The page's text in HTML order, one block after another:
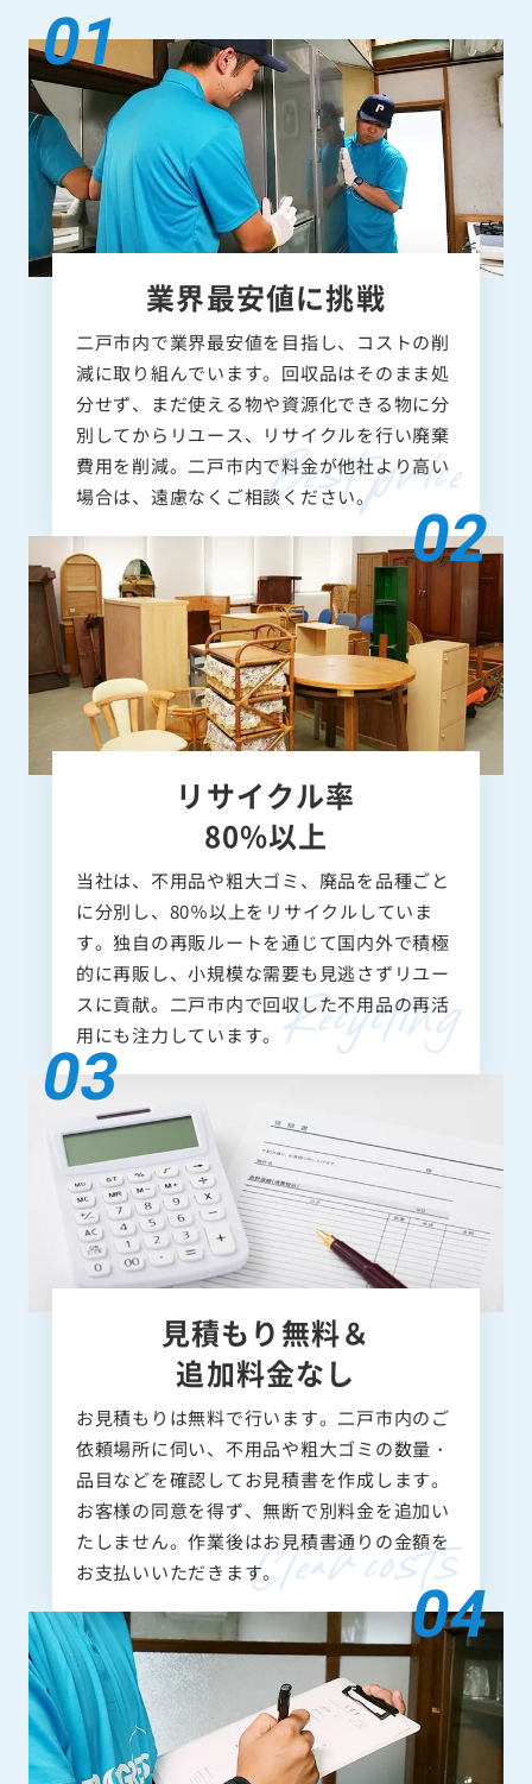
業界最安値に挑戦
二戸市内で業界最安値を目指し、コストの削
減に取り組んでいます。回収品はそのまま処
分せず、まだ使える物や資源化できる物に分
別してからリユース、リサイクルを行い廃棄
費用を削減。二戸市内で料金が他社より高い
場合は、遠慮なくご相談ください。
リサイクル率
80%以上
当社は、不用品や粗大ゴミ、廃品を品種ごと
に分別し、80％以上をリサイクルしていま
す。独自の再販ルートを通じて国内外で積極
的に再販し、小規模な需要も見逃さずリユー
スに貢献。二戸市内で回収した不用品の再活
用にも注力しています。
見積もり無料＆
追加料金なし
お見積もりは無料で行います。二戸市内のご
依頼場所に伺い、不用品や粗大ゴミの数量・
品目などを確認してお見積書を作成します。
お客様の同意を得ず、無断で別料金を追加い
たしません。作業後はお見積書通りの金額を
お支払いいただきます。